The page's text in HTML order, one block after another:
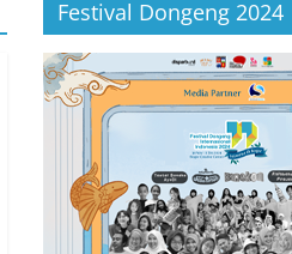
Festival Dongeng 2024